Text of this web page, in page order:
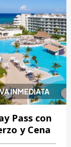
INMEDIATA
Pass con
y Cena